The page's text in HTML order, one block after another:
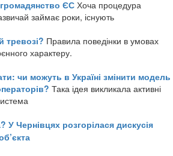
ЄС Хоча процедура
займає роки, існують
тревозі? Правила поведінки в умовах
характеру.
чи можуть в Україні змінити модель
Така ідея викликала активні
У Чернівцях розгорілася дискусія